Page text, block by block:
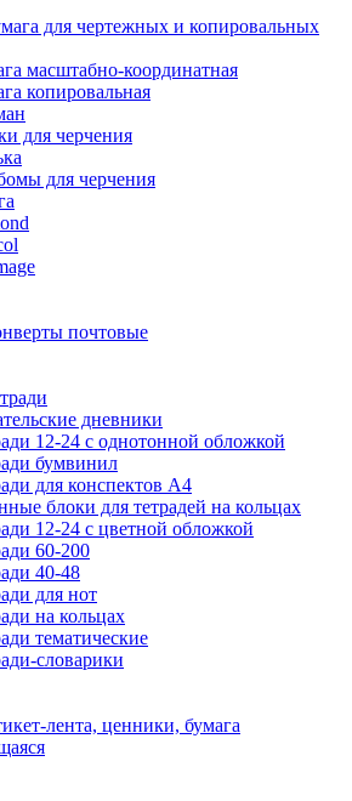
для чертежных и копировальных
масштабно-координатная
копировальная
для черчения
для черчения
почтовые
дневники
12-24 с однотонной обложкой
бумвинил
для конспектов А4
блоки для тетрадей на кольцах
12-24 с цветной обложкой
60-200
40-48
для нот
на кольцах
тематические
словарики
лента, ценники, бумага